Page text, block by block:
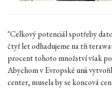
"Celkový potenciál spotřeby
čtyř let odhadujeme na tři
procent tohoto množství však
Abychom v Evropské unii
center, musela by se koncová